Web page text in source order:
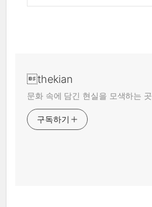
thekian
문화 속에 담긴 현실을 모색하는 곳
구독하기